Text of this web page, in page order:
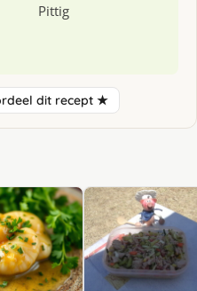
Pittig
dit recept ★